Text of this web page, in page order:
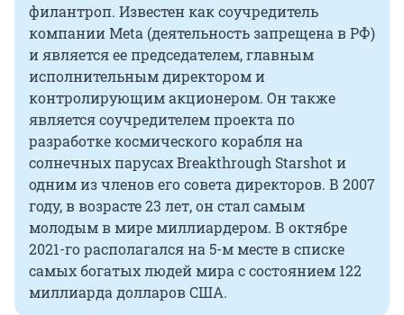
филантроп. Известен как соучредитель
компании Meta (деятельность запрещена в РФ)
и является ее председателем, главным
исполнительным директором и
контролирующим акционером. Он также
является соучредителем проекта по
разработке космического корабля на
солнечных парусах Breakthrough Starshot и
одним из членов его совета директоров. В 2007
году, в возрасте 23 лет, он стал самым
молодым в мире миллиардером. В октябре
2021-го располагался на 5-м месте в списке
самых богатых людей мира с состоянием 122
миллиарда долларов США.